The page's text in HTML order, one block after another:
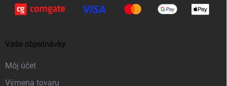
Vaše objednávky
Môj účet
Výmena tovaru